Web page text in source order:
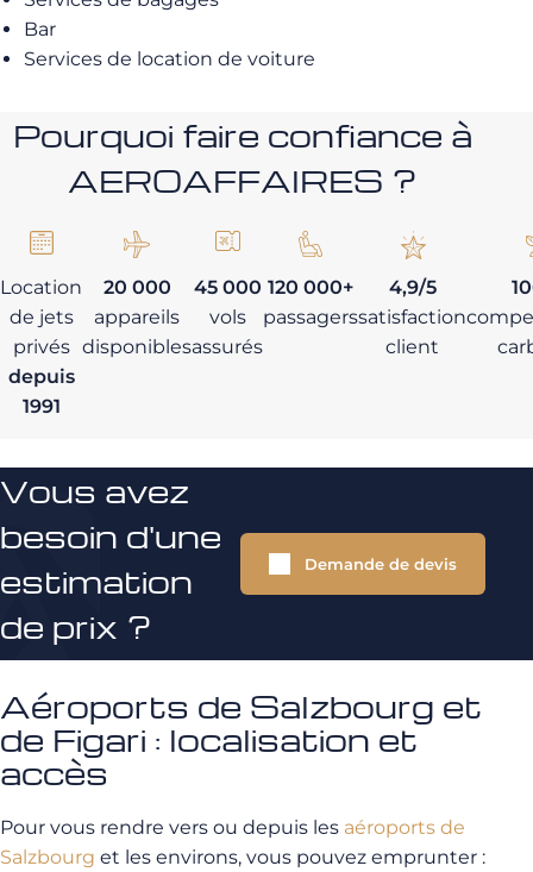
Bar
Services de location de voiture
Pourquoi faire confiance à
AEROAFFAIRES ?
Location
de jets
privés
depuis
1991
20 000
appareils
disponibles
45 000
vols
assurés
120 000+
passagers
4,9/5
satisfaction
client
Vous avez
besoin d'une
estimation
de prix ?
Demande de devis
Aéroports de Salzbourg et
de Figari : localisation et
accès
Pour vous rendre vers ou depuis les aéroports de
Salzbourg et les environs, vous pouvez emprunter :